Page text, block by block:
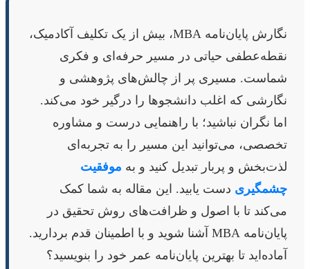
نگارش پایان‌نامه MBA، بیش از یک تکلیف آکادمیک،
نقطه‌عطفی حیاتی در مسیر حرفه‌ای و فکری
شماست. مسیری پر از چالش‌های پژوهشی و
نگارشی که اغلب دانشجوها را درگیر خود می‌کند.
اما نگران نباشید؛ با راهنمایی درست و مشاوره
تخصصی، می‌توانید این مسیر را به تجربه‌ای
لذت‌بخش و پربار تبدیل کنید و بهموفقیت
چشمگیریدست یابید. این مقاله به شما کمک
می‌کند تا با اصول و ظرافت‌های روش تحقیق در
پایان‌نامه MBA آشنا شوید و با اطمینان قدم بردارید.
آماده‌اید تا بهترین پایان‌نامه عمر خود را بنویسید؟